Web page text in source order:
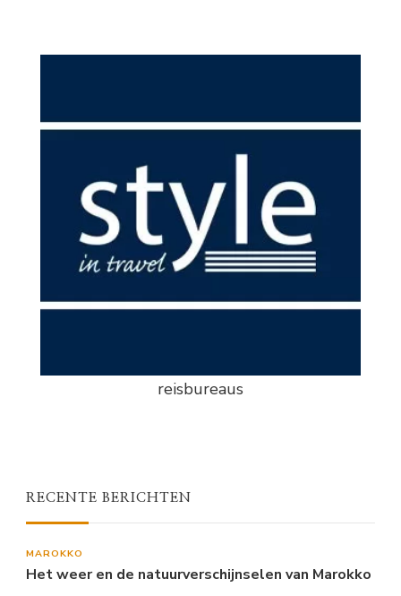
reisbureaus
RECENTE BERICHTEN
MAROKKO
Het weer en de natuurverschijnselen van Marokko